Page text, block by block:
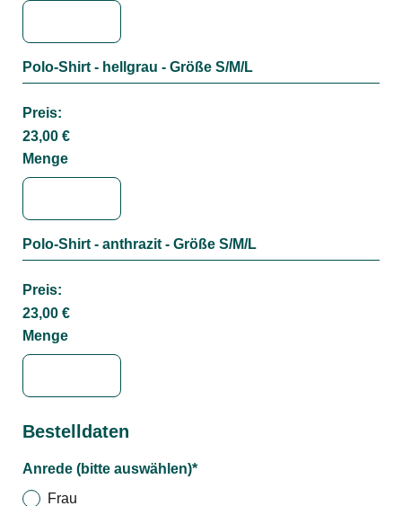
Polo-Shirt - hellgrau - Größe S/M/L
Preis:
23,00 €
Menge
Polo-Shirt - anthrazit - Größe S/M/L
Preis:
23,00 €
Menge
Bestelldaten
Anrede (bitte auswählen)*
Frau